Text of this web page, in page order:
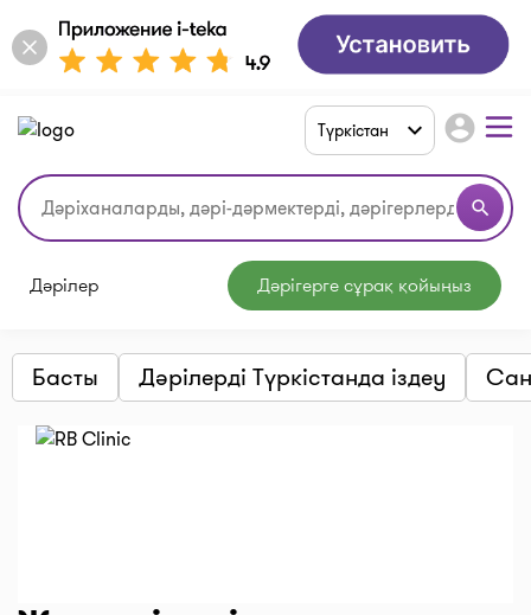
search
Түркістан account_circle
Дәрілер Дәрігерге сұрақ қойыңыз
Басты Дәрілерді Түркістанда іздеу